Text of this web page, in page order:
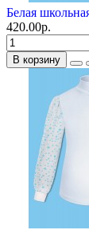
Белая
420.00р.
В корзину